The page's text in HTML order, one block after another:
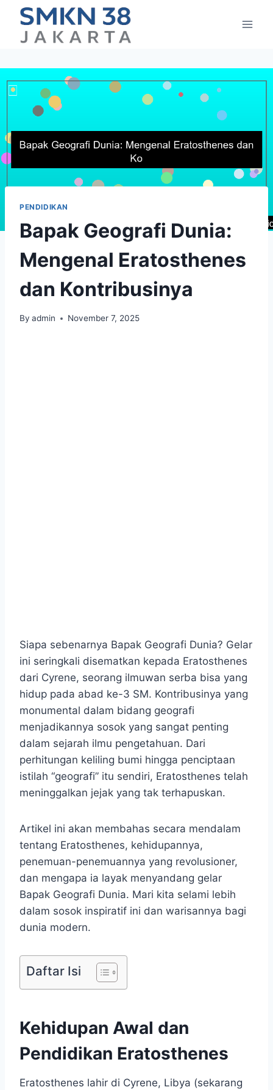
content
PENDIDIKAN
Bapak Geografi Dunia:
Mengenal Eratosthenes
dan Kontribusinya
By admin November 7, 2025
Siapa sebenarnya Bapak Geografi Dunia? Gelar
ini seringkali disematkan kepada Eratosthenes
dari Cyrene, seorang ilmuwan serba bisa yang
hidup pada abad ke-3 SM. Kontribusinya yang
monumental dalam bidang geografi
menjadikannya sosok yang sangat penting
dalam sejarah ilmu pengetahuan. Dari
perhitungan keliling bumi hingga penciptaan
istilah “geografi” itu sendiri, Eratosthenes telah
meninggalkan jejak yang tak terhapuskan.
Artikel ini akan membahas secara mendalam
tentang Eratosthenes, kehidupannya,
penemuan-penemuannya yang revolusioner,
dan mengapa ia layak menyandang gelar
Bapak Geografi Dunia. Mari kita selami lebih
dalam sosok inspiratif ini dan warisannya bagi
dunia modern.
Daftar Isi
Kehidupan Awal dan
Pendidikan Eratosthenes
Eratosthenes lahir di Cyrene, Libya (sekarang